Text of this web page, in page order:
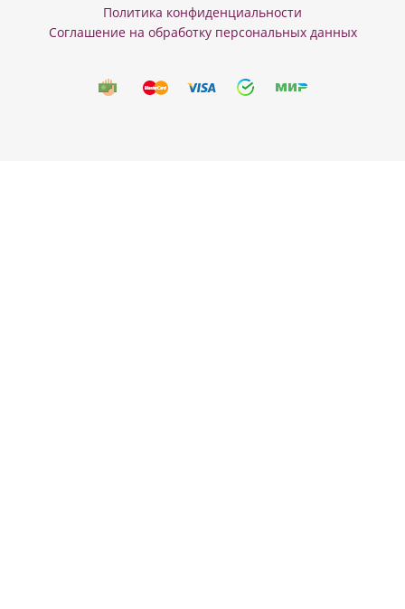
Политика конфиденциальности
Соглашение на обработку персональных данных